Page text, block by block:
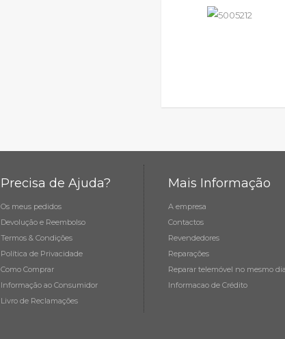
Precisa de Ajuda?
Os meus pedidos
Devolução e Reembolso
Termos & Condições
Política de Privacidade
Como Comprar
Informação ao Consumidor
Livro de Reclamações
Mais Informação
A empresa
Contactos
Revendedores
Reparações
Reparar telemóvel no mesmo dia
Informacao de Crédito